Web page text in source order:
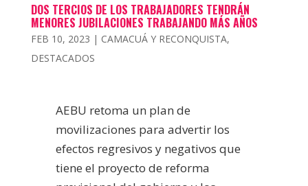
DOS TERCIOS DE LOS TRABAJADORES TENDRÁN
MENORES JUBILACIONES TRABAJANDO MÁS AÑOS
FEB 10, 2023 | CAMACUÁ Y RECONQUISTA,
DESTACADOS
AEBU retoma un plan de
movilizaciones para advertir los
efectos regresivos y negativos que
tiene el proyecto de reforma